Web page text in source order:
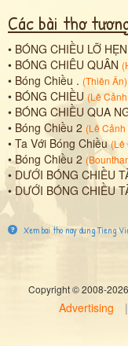
Các bài thơ
• BÓNG CHIỀU LỠ HẸN
• BÓNG CHIÊU QUÂN (
• Bóng Chiều . (Thiên Ân)
• BÓNG CHIỀU (Lê
• BÓNG CHIỀU QUA
• Bóng Chiều 2 (Lê Cảnh
• Ta Với Bóng Chiều (Lê
•Bóng Chiều 2 (
• DƯỚI BÓNG CHIỀU
•DƯỚI BÓNG CHIỀU
Xem bai tho nay dung Tieng
Copyright © 2008-
Advertising |